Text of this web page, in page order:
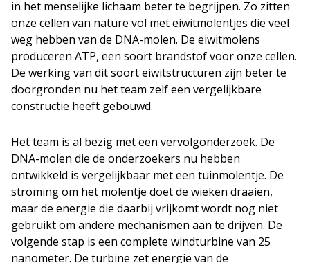
in het menselijke lichaam beter te begrijpen. Zo zitten
onze cellen van nature vol met eiwitmolentjes die veel
weg hebben van de DNA-molen. De eiwitmolens
produceren ATP, een soort brandstof voor onze cellen.
De werking van dit soort eiwitstructuren zijn beter te
doorgronden nu het team zelf een vergelijkbare
constructie heeft gebouwd.
Het team is al bezig met een vervolgonderzoek. De
DNA-molen die de onderzoekers nu hebben
ontwikkeld is vergelijkbaar met een tuinmolentje. De
stroming om het molentje doet de wieken draaien,
maar de energie die daarbij vrijkomt wordt nog niet
gebruikt om andere mechanismen aan te drijven. De
volgende stap is een complete windturbine van 25
nanometer. De turbine zet energie van de